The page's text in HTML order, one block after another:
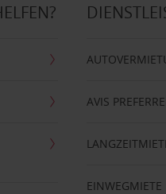
AVIS
EINWEGMIETE